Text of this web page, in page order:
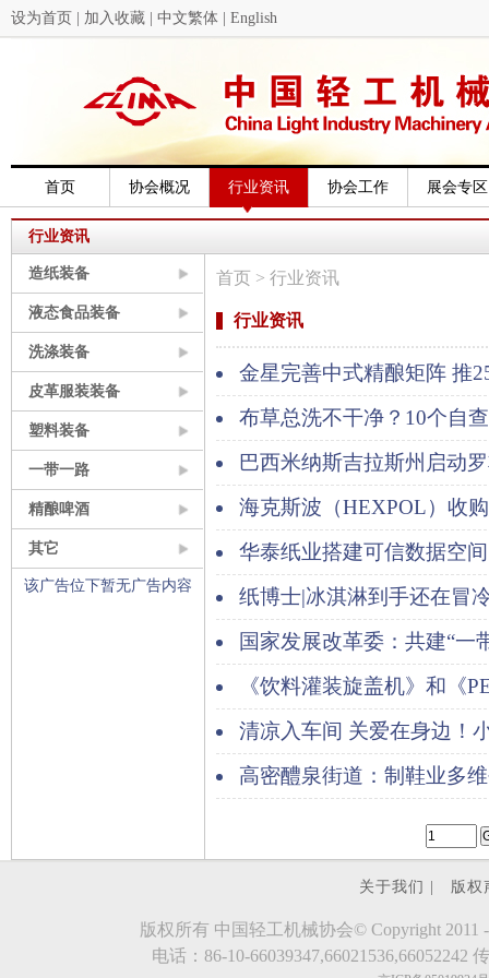
设为首页 加入收藏 中文繁体 English
首页 协会概况 行业资讯 协会工作 展会专区
行业资讯
造纸装备
液态食品装备
洗涤装备
皮革服装装备
塑料装备
一带一路
精酿啤酒
其它
该广告位下暂无广告内容
首页 > 行业资讯
行业资讯
金星完善中式精酿矩阵 推
布草总洗不干净？10个自
巴西米纳斯吉拉斯州启动
2万张
海克斯波（HEXPOL）收
Vipa Group
华泰纸业搭建可信数据空
流通链路
纸博士|冰淇淋到手还在冒
密？国家发展改革委：共建“一
《饮料灌装旋盖机》和《
饮料热灌装生产线》2项行业
清凉入车间 关爱在身边！
高密醴泉街道：制鞋业多
关于我们 | 版
版权所有 中国轻工机械协会© Copyright 2011 -
电话：86-10-66039347,66021536,66052242